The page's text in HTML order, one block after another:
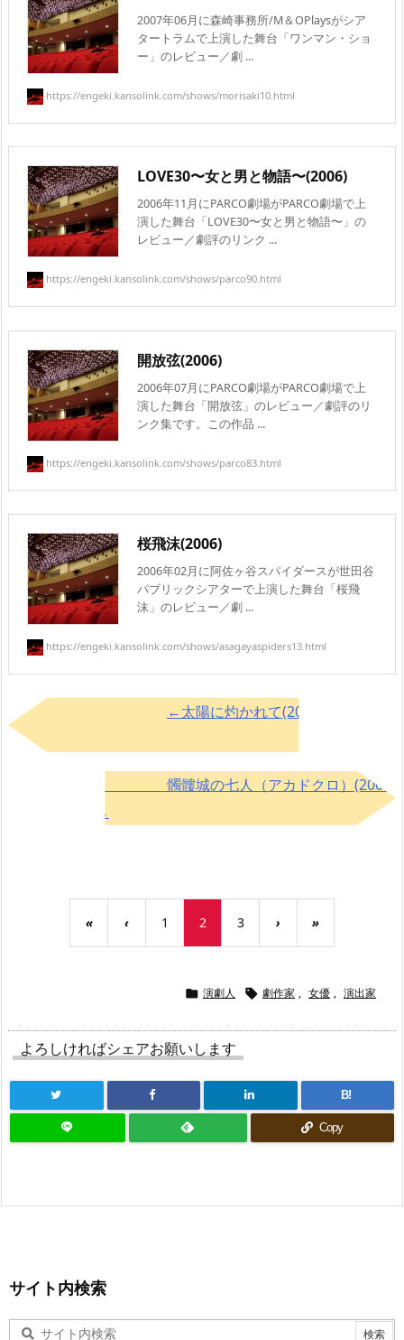
2007年06月に森崎事務所/M＆OPlaysがシア
タートラムで上演した舞台「ワンマン・ショ
ー」のレビュー／劇 ...
https://engeki.kansolink.com/shows/morisaki10.html
LOVE30〜女と男と物語〜(2006)
2006年11月にPARCO劇場がPARCO劇場で上
演した舞台「LOVE30〜女と男と物語〜」の
レビュー／劇評のリンク ...
https://engeki.kansolink.com/shows/parco90.html
開放弦(2006)
2006年07月にPARCO劇場がPARCO劇場で上
演した舞台「開放弦」のレビュー／劇評のリ
ンク集です。この作品 ...
https://engeki.kansolink.com/shows/parco83.html
桜飛沫(2006)
2006年02月に阿佐ヶ谷スパイダースが世田谷
パブリックシアターで上演した舞台「桜飛
沫」のレビュー／劇 ...
https://engeki.kansolink.com/shows/asagayaspiders13.html
←太陽に灼かれて(2011)以降はこち
ら
髑髏城の七人（アカドクロ）(2004)
以前はこちら→
« ‹ 1 2 3 › »
 演劇人  劇作家 , 女優 , 演出家
よろしければシェアお願いします
B!
Copy
サイト内検索